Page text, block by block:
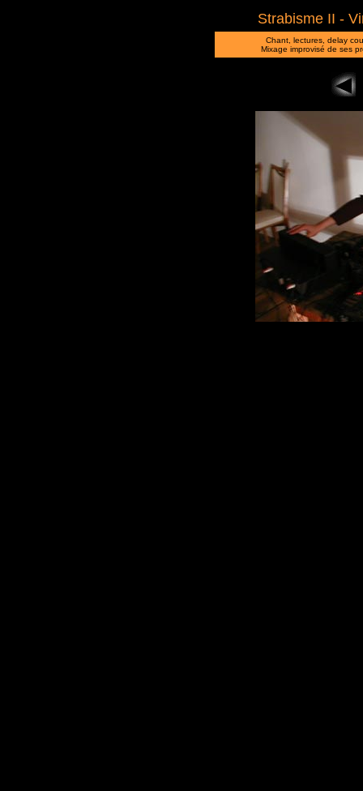
Strabisme II -
Chant, lectures, delay
Mixage improvisé de ses